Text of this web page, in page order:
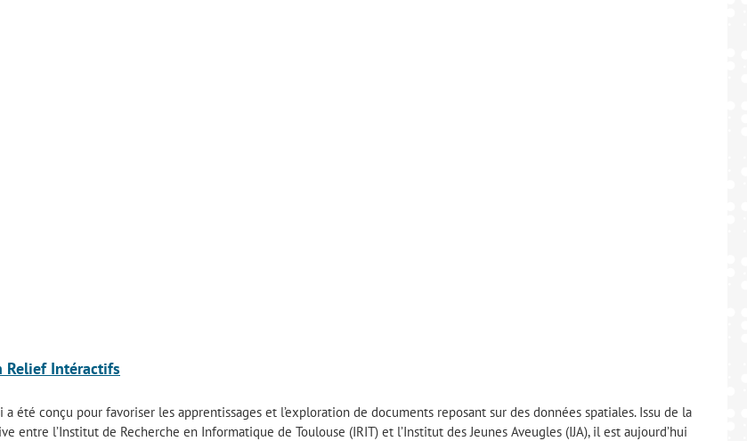
Relief Intéractifs
a été conçu pour favoriser les apprentissages et l’exploration de documents reposant sur des données spatiales. Issu de la
entre l’Institut de Recherche en Informatique de Toulouse (IRIT) et l’Institut des Jeunes Aveugles (IJA), il est aujourd’hui